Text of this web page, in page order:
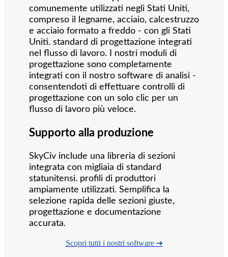
comunemente utilizzati negli Stati Uniti,
compreso il legname, acciaio, calcestruzzo
e acciaio formato a freddo - con gli Stati
Uniti. standard di progettazione integrati
nel flusso di lavoro. I nostri moduli di
progettazione sono completamente
integrati con il nostro software di analisi -
consentendoti di effettuare controlli di
progettazione con un solo clic per un
flusso di lavoro più veloce.
Supporto alla produzione
SkyCiv include una libreria di sezioni
integrata con migliaia di standard
statunitensi. profili di produttori
ampiamente utilizzati. Semplifica la
selezione rapida delle sezioni giuste,
progettazione e documentazione
accurata.
Scopri tutti i nostri software ➔